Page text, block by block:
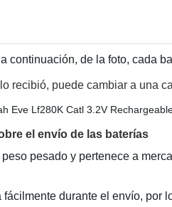
continuación, de la foto, cada
recibió, puede cambiar a una
el envío de las baterías
pesado y pertenece a
durante el envío, por